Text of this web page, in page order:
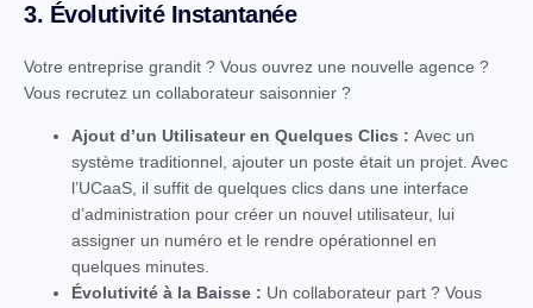
3. Évolutivité Instantanée
Votre entreprise grandit ? Vous ouvrez une nouvelle agence ?
Vous recrutez un collaborateur saisonnier ?
Ajout d’un Utilisateur en Quelques Clics : Avec un
système traditionnel, ajouter un poste était un projet. Avec
l’UCaaS, il suffit de quelques clics dans une interface
d’administration pour créer un nouvel utilisateur, lui
assigner un numéro et le rendre opérationnel en
quelques minutes.
Évolutivité à la Baisse : Un collaborateur part ? Vous